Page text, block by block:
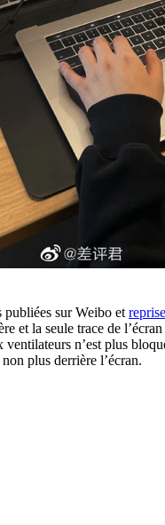
sur Weibo et
et la seule trace de
n’est plus
plus derrière l’écran.